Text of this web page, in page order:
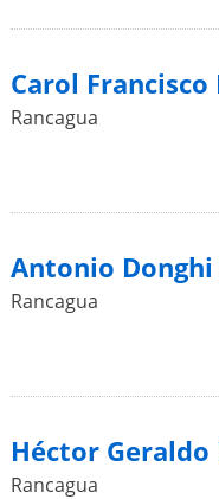
Carol
Rancagua
Antonio
Rancagua
Héctor Geraldo
Rancagua